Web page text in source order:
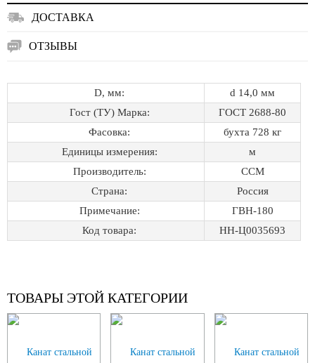
ДОСТАВКА
ОТЗЫВЫ
D, мм:
d 14,0 мм
Гост (ТУ) Марка:
ГОСТ 2688-80
Фасовка:
бухта 728 кг
Единицы измерения:
м
Производитель:
ССМ
Страна:
Россия
Примечание:
ГВН-180
Код товара:
НН-Ц0035693
ТОВАРЫ ЭТОЙ КАТЕГОРИИ